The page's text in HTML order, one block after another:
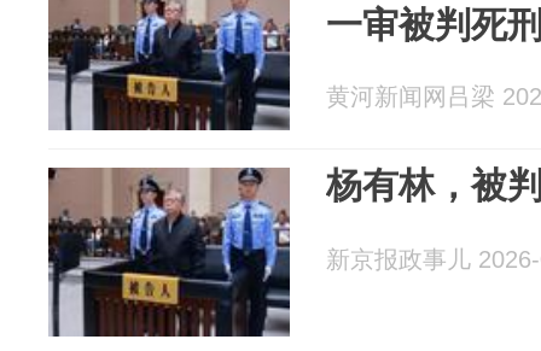
一审被判死
黄河新闻网吕梁
杨有林，被
新京报政事儿